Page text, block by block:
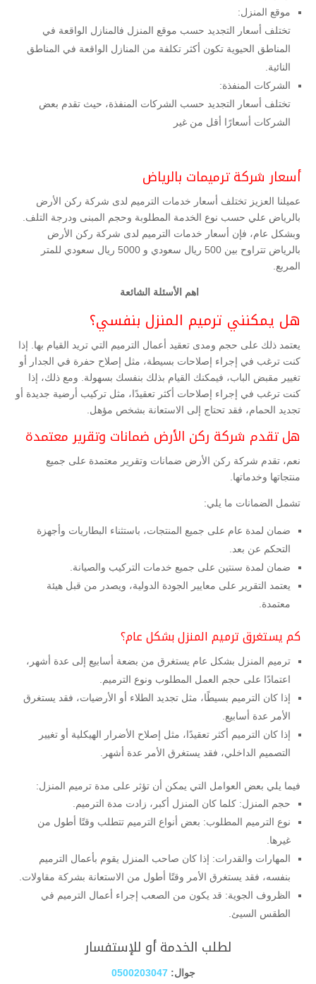
موقع المنزل:
تختلف أسعار التجديد حسب موقع المنزل فالمنازل الواقعة في
المناطق الحيوية تكون أكثر تكلفة من المنازل الواقعة في المناطق
النائية.
الشركات المنفذة:
تختلف أسعار التجديد حسب الشركات المنفذة، حيث تقدم بعض
الشركات أسعارًا أقل من غير
أسعار شركة ترميمات بالرياض
عميلنا العزيز تختلف أسعار خدمات الترميم لدى شركة ركن الأرض
بالرياض علي حسب نوع الخدمة المطلوبة وحجم المبنى ودرجة التلف.
وبشكل عام، فإن أسعار خدمات الترميم لدى شركة ركن الأرض
بالرياض تتراوح بين 500 ريال سعودي و 5000 ريال سعودي للمتر
المربع.
اهم الأسئلة الشائعة
هل يمكنني ترميم المنزل بنفسي؟
يعتمد ذلك على حجم ومدى تعقيد أعمال الترميم التي تريد القيام بها. إذا
كنت ترغب في إجراء إصلاحات بسيطة، مثل إصلاح حفرة في الجدار أو
تغيير مقبض الباب، فيمكنك القيام بذلك بنفسك بسهولة. ومع ذلك، إذا
كنت ترغب في إجراء إصلاحات أكثر تعقيدًا، مثل تركيب أرضية جديدة أو
تجديد الحمام، فقد تحتاج إلى الاستعانة بشخص مؤهل.
هل تقدم شركة ركن الأرض ضمانات وتقرير معتمدة
نعم، تقدم شركة ركن الأرض ضمانات وتقرير معتمدة على جميع
منتجاتها وخدماتها.
تشمل الضمانات ما يلي:
ضمان لمدة عام على جميع المنتجات، باستثناء البطاريات وأجهزة
التحكم عن بعد.
ضمان لمدة سنتين على جميع خدمات التركيب والصيانة.
يعتمد التقرير على معايير الجودة الدولية، ويصدر من قبل هيئة
معتمدة.
كم يستغرق ترميم المنزل بشكل عام؟
ترميم المنزل بشكل عام يستغرق من بضعة أسابيع إلى عدة أشهر،
اعتمادًا على حجم العمل المطلوب ونوع الترميم.
إذا كان الترميم بسيطًا، مثل تجديد الطلاء أو الأرضيات، فقد يستغرق
الأمر عدة أسابيع.
إذا كان الترميم أكثر تعقيدًا، مثل إصلاح الأضرار الهيكلية أو تغيير
التصميم الداخلي، فقد يستغرق الأمر عدة أشهر.
فيما يلي بعض العوامل التي يمكن أن تؤثر على مدة ترميم المنزل:
حجم المنزل: كلما كان المنزل أكبر، زادت مدة الترميم.
نوع الترميم المطلوب: بعض أنواع الترميم تتطلب وقتًا أطول من
غيرها.
المهارات والقدرات: إذا كان صاحب المنزل يقوم بأعمال الترميم
بنفسه، فقد يستغرق الأمر وقتًا أطول من الاستعانة بشركة مقاولات.
الظروف الجوية: قد يكون من الصعب إجراء أعمال الترميم في
الطقس السيئ.
لطلب الخدمة أو للإستفسار
جوال:0500203047